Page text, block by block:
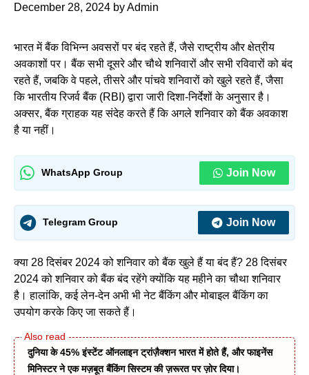
December 28, 2024 byAdmin
भारत में बैंक विभिन्न अवसरों पर बंद रहते हैं, जैसे राष्ट्रीय और क्षेत्रीय
अवकाशों पर। बैंक सभी दूसरे और चौथे शनिवारों और सभी रविवारों को बंद
रहते हैं, जबकि वे पहले, तीसरे और पांचवे शनिवारों को खुले रहते हैं, जैसा
कि भारतीय रिजर्व बैंक (RBI) द्वारा जारी दिशा-निर्देशों के अनुसार है।
अक्सर, बैंक ग्राहक यह संदेह करते हैं कि अगले शनिवार को बैंक अवकाश
है या नहीं।
WhatsApp Group Join Now
Telegram Group Join Now
क्या 28 दिसंबर 2024 को शनिवार को बैंक खुले हैं या बंद हैं? 28 दिसंबर
2024 को शनिवार को बैंक बंद रहेंगे क्योंकि यह महीने का चौथा शनिवार
है। हालांकि, कई लेन-देन अभी भी नेट बैंकिंग और मोबाइल बैंकिंग का
उपयोग करके किए जा सकते हैं।
दुनिया के 45% इंस्टेंट ऑनलाइन ट्रांज़ैक्शन भारत में होते हैं, और फाइनेंस
मिनिस्टर ने एक मज़बूत बैंकिंग सिस्टम की ज़रूरत पर ज़ोर दिया।